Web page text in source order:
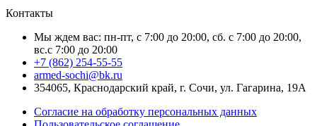
Контакты
Мы ждем вас: пн-пт, с 7:00 до 20:00, сб. с 7:00 до 20:00,
вс.с 7:00 до 20:00
+7 (862) 254-55-55
armed-sochi@bk.ru
354065, Краснодарский край, г. Сочи, ул. Гагарина, 19А
Согласие на обработку персональных данных